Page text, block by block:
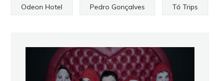
Odeon Hotel Pedro Gonçalves Tó Trips